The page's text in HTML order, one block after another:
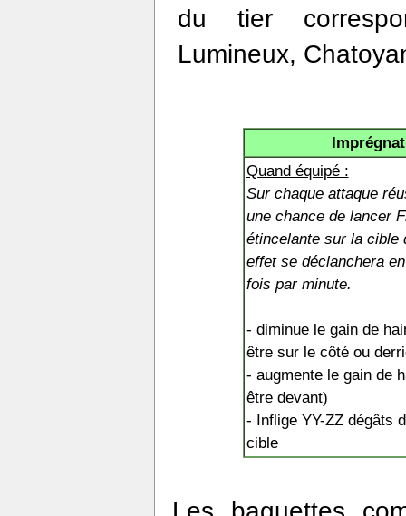
du tier
Lumineux,
Quand équipé :
Sur chaque attaque
une chance de lancer
étincelante sur la cible
effet se déclanchera
fois par minute.
- diminue le gain de
être sur le côté ou
- augmente le gain de
être devant)
- Inflige YY-ZZ dégâts
cible